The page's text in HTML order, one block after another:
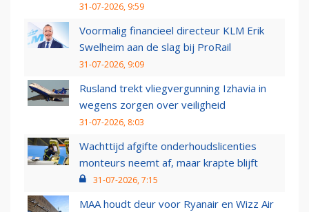
31-07-2026, 9:59
Voormalig financieel directeur KLM Erik
Swelheim aan de slag bij ProRail
31-07-2026, 9:09
Rusland trekt vliegvergunning Izhavia in
wegens zorgen over veiligheid
31-07-2026, 8:03
Wachttijd afgifte onderhoudslicenties
monteurs neemt af, maar krapte blijft
31-07-2026, 7:15
MAA houdt deur voor Ryanair en Wizz Air